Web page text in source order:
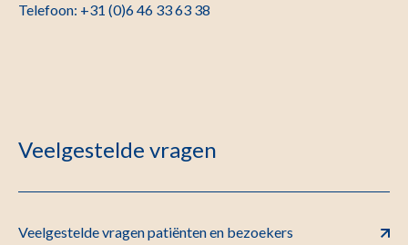
Telefoon: +31 (0)6 46 33 63 38
Veelgestelde vragen
Veelgestelde vragen patiënten en bezoekers